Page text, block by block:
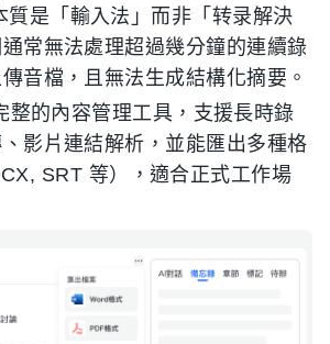
質是「輸入法」而非「转录解決
常無法處理超過幾分鐘的連續錄
音檔，且無法生成結構化摘要。
整的內容管理工具，支援長時錄
影片連結解析，並能匯出多種格
SRT 等），適合正式工作場